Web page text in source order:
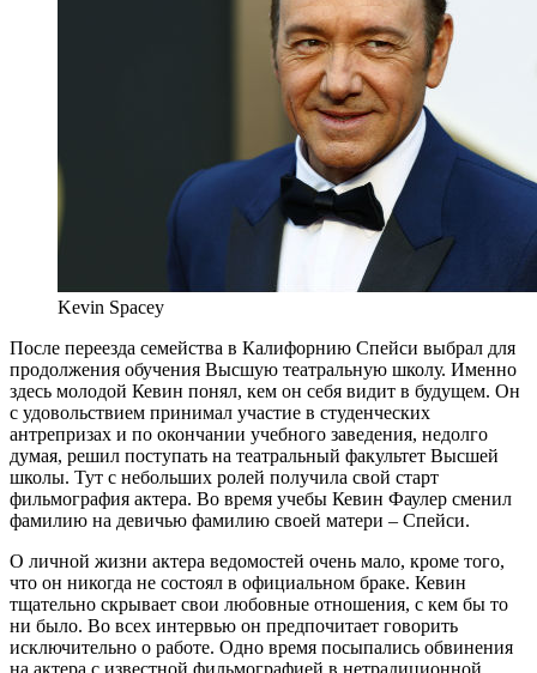
Kevin Spacey
После переезда семейства в Калифорнию Спейси выбрал для
продолжения обучения Высшую театральную школу. Именно
здесь молодой Кевин понял, кем он себя видит в будущем. Он
с удовольствием принимал участие в студенческих
антрепризах и по окончании учебного заведения, недолго
думая, решил поступать на театральный факультет Высшей
школы. Тут с небольших ролей получила свой старт
фильмография актера. Во время учебы Кевин Фаулер сменил
фамилию на девичью фамилию своей матери – Спейси.
О личной жизни актера ведомостей очень мало, кроме того,
что он никогда не состоял в официальном браке. Кевин
тщательно скрывает свои любовные отношения, с кем бы то
ни было. Во всех интервью он предпочитает говорить
исключительно о работе. Одно время посыпались обвинения
на актера с известной фильмографией в нетрадиционной